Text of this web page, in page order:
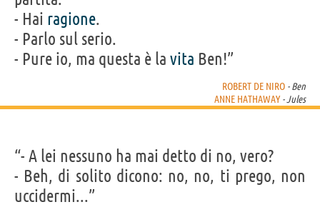
- Hai ragione.
- Parlo sul serio.
- Pure io, ma questa è la vita Ben!”
ROBERT DE NIRO - Ben
ANNE HATHAWAY - Jules
“- A lei nessuno ha mai detto di no, vero?
- Beh, di solito dicono: no, no, ti prego, non
uccidermi...”